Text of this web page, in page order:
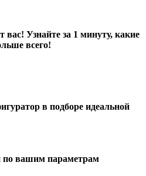
Узнайте за 1 минуту, какие
всего!
в подборе идеальной
по вашим параметрам